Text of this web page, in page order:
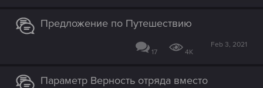
Предложение по Путешествию
17 4K
Feb 3, 2021
Параметр Верность отряда вместо